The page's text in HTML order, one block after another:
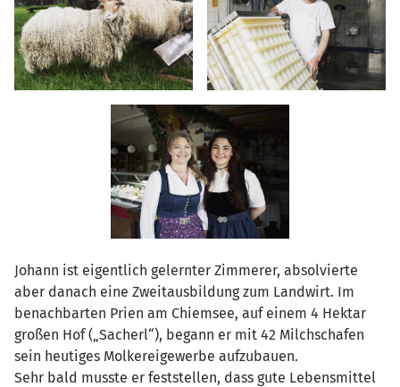
Johann ist eigentlich gelernter Zimmerer, absolvierte
aber danach eine Zweitausbildung zum Landwirt. Im
benachbarten Prien am Chiemsee, auf einem 4 Hektar
großen Hof („Sacherl“), begann er mit 42 Milchschafen
sein heutiges Molkereigewerbe aufzubauen.
Sehr bald musste er feststellen, dass gute Lebensmittel